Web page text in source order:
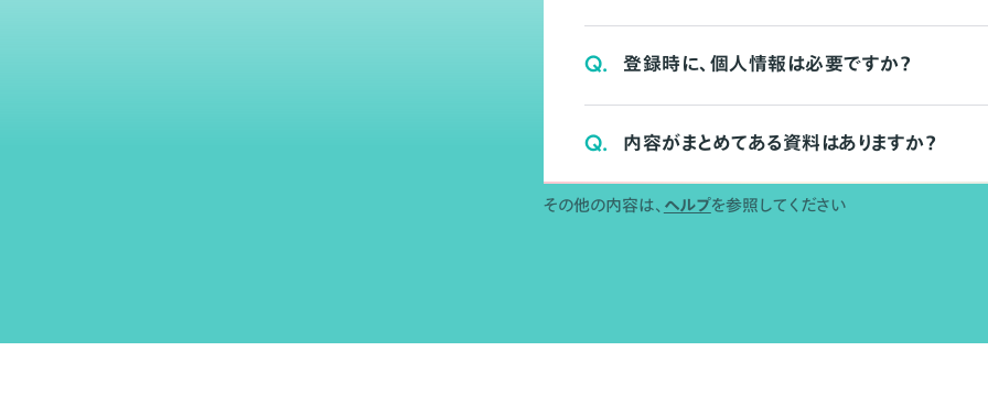
Q. 登録時に、個人情報は必要ですか？
Q. 内容がまとめてある資料はありますか？
その他の内容は、 ヘルプを参照してください